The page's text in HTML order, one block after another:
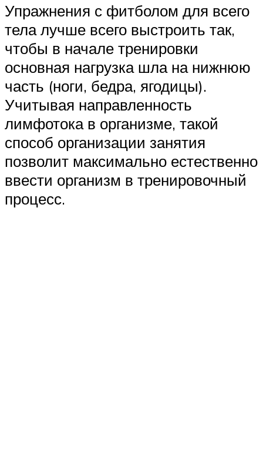
Упражнения с фитболом для всего
тела лучше всего выстроить так,
чтобы в начале тренировки
основная нагрузка шла на нижнюю
часть (ноги, бедра, ягодицы).
Учитывая направленность
лимфотока в организме, такой
способ организации занятия
позволит максимально естественно
ввести организм в тренировочный
процесс.